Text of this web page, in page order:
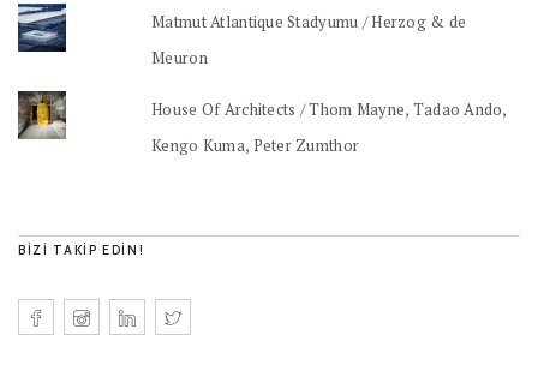
Matmut Atlantique Stadyumu / Herzog & de
Meuron
House Of Architects / Thom Mayne, Tadao Ando,
Kengo Kuma, Peter Zumthor
BIZI TAKIP EDIN!